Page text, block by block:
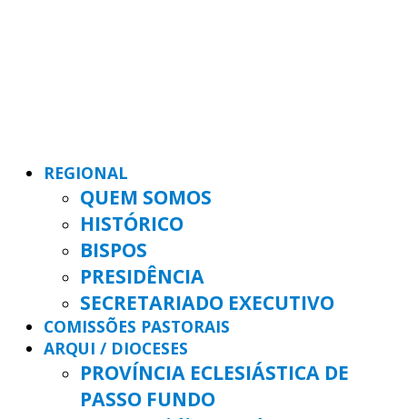
REGIONAL
QUEM SOMOS
HISTÓRICO
BISPOS
PRESIDÊNCIA
SECRETARIADO EXECUTIVO
COMISSÕES PASTORAIS
ARQUI / DIOCESES
PROVÍNCIA ECLESIÁSTICA DE
PASSO FUNDO